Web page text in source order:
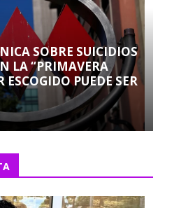
SOBRE SUICIDIOS
LA “PRIMAVERA
ESCOGIDO PUEDE SER